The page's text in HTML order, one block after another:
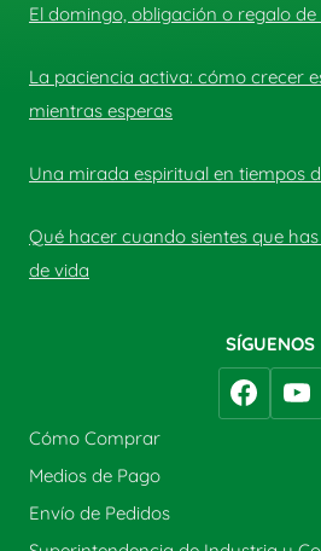
El domingo, obligación o regalo
La paciencia activa: cómo crecer
mientras esperas
Una mirada espiritual en tiempos
Qué hacer cuando sientes que
de vida
SÍGUENOS
Cómo Comprar
Medios de Pago
Envío de Pedidos